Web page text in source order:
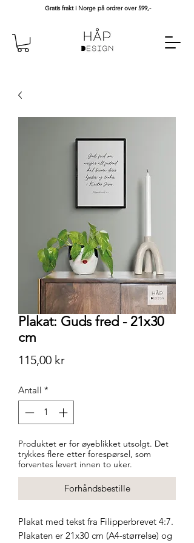
Gratis frakt i Norge på ordrer over 599,-
Plakat: Guds fred - 21x30
cm
115,00 krPris
Antall *
Produktet er for øyeblikket utsolgt. Det
trykkes flere etter forespørsel, som
forventes levert innen to uker.
Forhåndsbestille
Plakat med tekst fra Filipperbrevet 4:7.
Plakaten er 21x30 cm (A4-størrelse) og